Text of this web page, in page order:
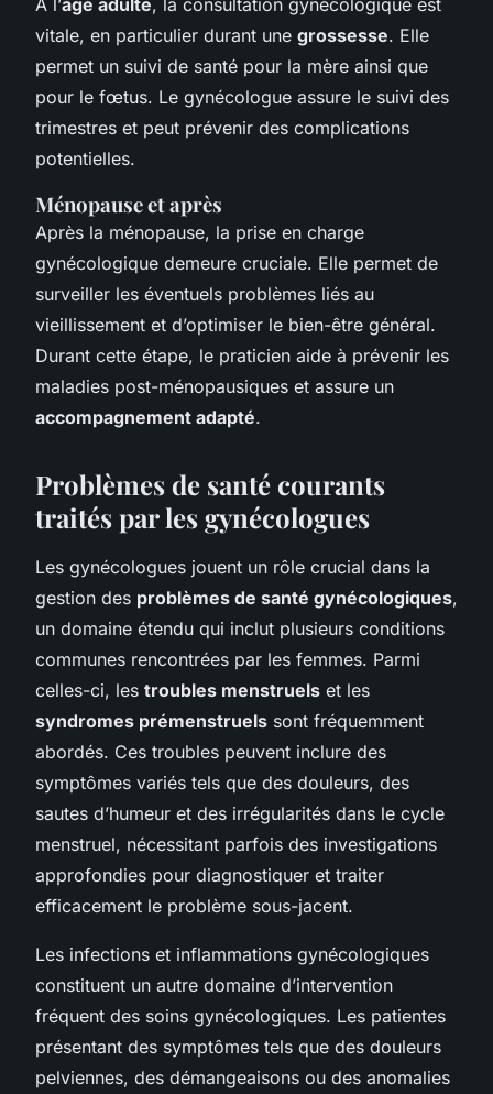
vitale, en particulier durant une grossesse. Elle
permet un suivi de santé pour la mère ainsi que
pour le fœtus. Le gynécologue assure le suivi des
trimestres et peut prévenir des complications
potentielles.
Ménopause et après
Après la ménopause, la prise en charge
gynécologique demeure cruciale. Elle permet de
surveiller les éventuels problèmes liés au
vieillissement et d’optimiser le bien-être général.
Durant cette étape, le praticien aide à prévenir les
maladies post-ménopausiques et assure un
accompagnement adapté.
Problèmes de santé courants
traités par les gynécologues
Les gynécologues jouent un rôle crucial dans la
gestion des problèmes de santé gynécologiques,
un domaine étendu qui inclut plusieurs conditions
communes rencontrées par les femmes. Parmi
celles-ci, les troubles menstruels et les
syndromes prémenstruels sont fréquemment
abordés. Ces troubles peuvent inclure des
symptômes variés tels que des douleurs, des
sautes d’humeur et des irrégularités dans le cycle
menstruel, nécessitant parfois des investigations
approfondies pour diagnostiquer et traiter
efficacement le problème sous-jacent.
Les infections et inflammations gynécologiques
constituent un autre domaine d’intervention
fréquent des soins gynécologiques. Les patientes
présentant des symptômes tels que des douleurs
pelviennes, des démangeaisons ou des anomalies